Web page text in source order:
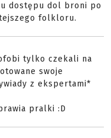
dostępu dol broni po
folkloru.
tylko czekali na
swoje
z ekspertami*
pralki :D